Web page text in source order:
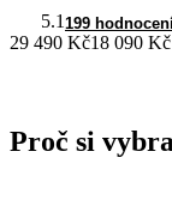
5.1 199
29 490 Kč18 090 Kč
Proč si